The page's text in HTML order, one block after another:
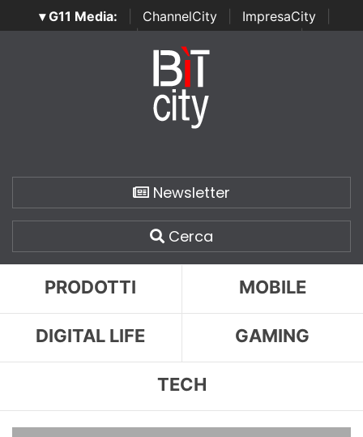
▾ G11 Media: ChannelCity ImpresaCity
SecurityOpenLab | Italian Channel Awards | Italian
Italian Security Awards
Newsletter
Cerca
PRODOTTI MOBILE
DIGITAL LIFE GAMING
TECH